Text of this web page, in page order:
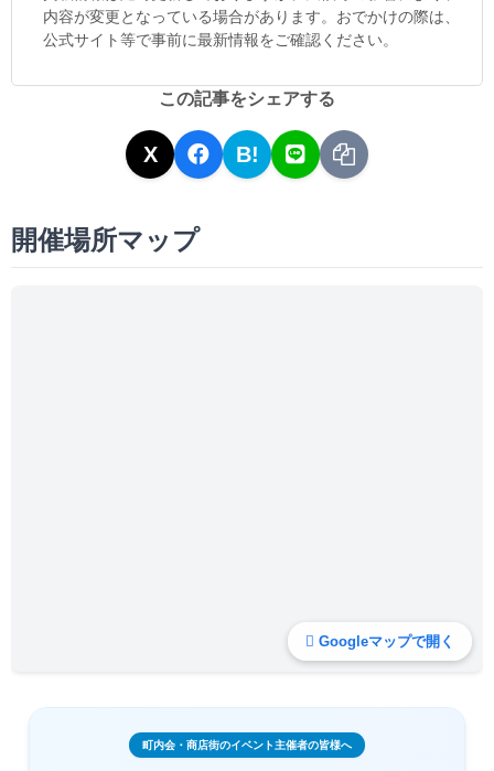
内容が変更となっている場合があります。おでかけの際は、
公式サイト等で事前に最新情報をご確認ください。
この記事をシェアする
X B!
開催場所マップ
Googleマップで開く
町内会・商店街のイベント主催者の皆様へ